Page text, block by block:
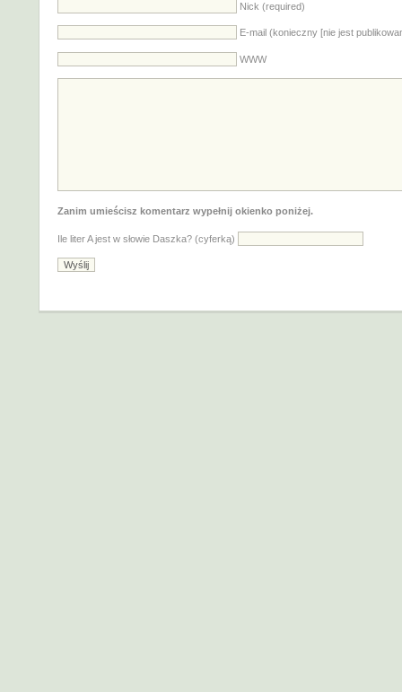
Nick (required)
E-mail (konieczny [nie jest
WWW
Zanim umieścisz komentarz wypełnij okienko poniżej.
Ile liter A jest w słowie Daszka? (cyferką)